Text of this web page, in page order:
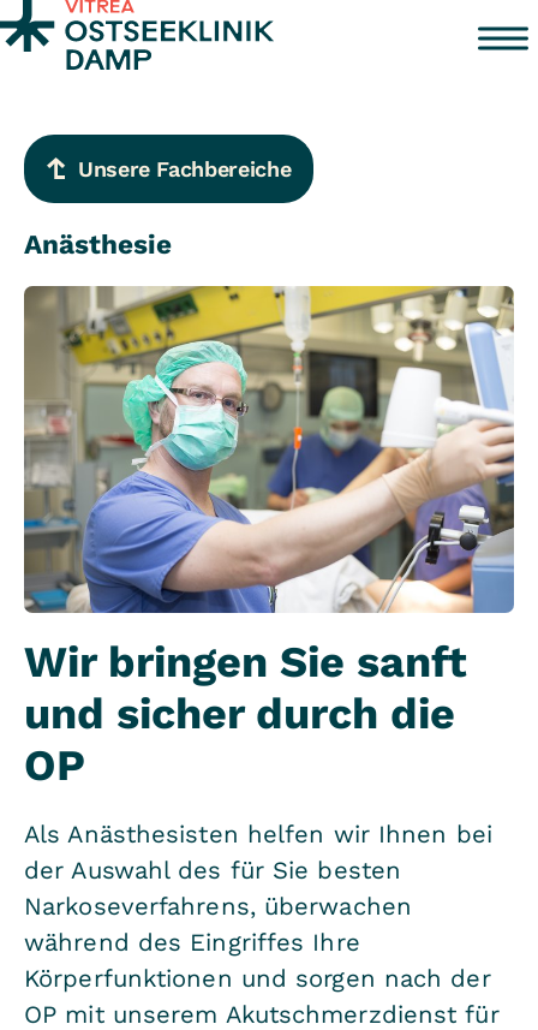
Zum Inhalt springen
Unsere Fachbereiche
Anästhesie
Wir bringen Sie sanft
und sicher durch die
OP
Als Anästhesisten helfen wir Ihnen bei
der Auswahl des für Sie besten
Narkoseverfahrens, überwachen
während des Eingriffes Ihre
Körperfunktionen und sorgen nach der
OP mit unserem Akutschmerzdienst für